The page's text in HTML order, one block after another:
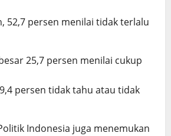
52,7 persen menilai tidak terlalu
25,7 persen menilai cukup
persen tidak tahu atau tidak
Indonesia juga menemukan